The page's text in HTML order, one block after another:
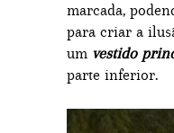
marcada,
para criar a
um vestido
parte inferior.